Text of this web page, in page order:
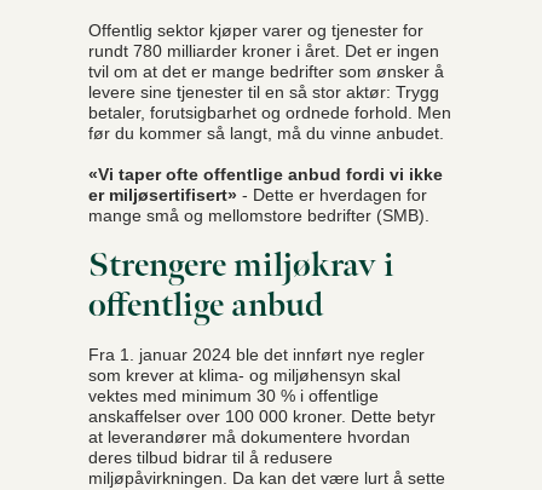
Offentlig sektor kjøper varer og tjenester for
rundt 780 milliarder kroner i året. Det er ingen
tvil om at det er mange bedrifter som ønsker å
levere sine tjenester til en så stor aktør: Trygg
betaler, forutsigbarhet og ordnede forhold. Men
før du kommer så langt, må du vinne anbudet.
«Vi taper ofte offentlige anbud fordi vi ikke
er miljøsertifisert» - Dette er hverdagen for
mange små og mellomstore bedrifter (SMB).
Strengere miljøkrav i
offentlige anbud
Fra 1. januar 2024 ble det innført nye regler
som krever at klima- og miljøhensyn skal
vektes med minimum 30 % i offentlige
anskaffelser over 100 000 kroner. Dette betyr
at leverandører må dokumentere hvordan
deres tilbud bidrar til å redusere
miljøpåvirkningen. Da kan det være lurt å sette